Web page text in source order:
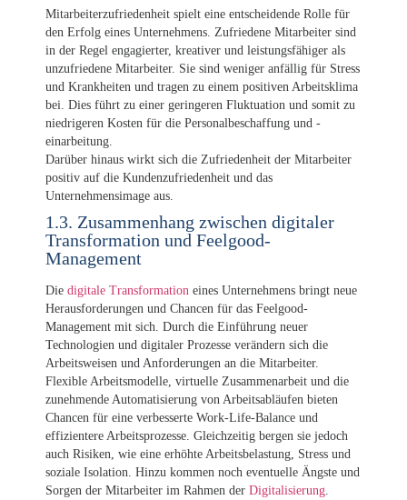
Mitarbeiterzufriedenheit spielt eine entscheidende Rolle für
den Erfolg eines Unternehmens. Zufriedene Mitarbeiter sind
in der Regel engagierter, kreativer und leistungsfähiger als
unzufriedene Mitarbeiter. Sie sind weniger anfällig für Stress
und Krankheiten und tragen zu einem positiven Arbeitsklima
bei. Dies führt zu einer geringeren Fluktuation und somit zu
niedrigeren Kosten für die Personalbeschaffung und -
einarbeitung.
Darüber hinaus wirkt sich die Zufriedenheit der Mitarbeiter
positiv auf die Kundenzufriedenheit und das
Unternehmensimage aus.
1.3. Zusammenhang zwischen digitaler
Transformation und Feelgood-
Management
Die digitale Transformation eines Unternehmens bringt neue
Herausforderungen und Chancen für das Feelgood-
Management mit sich. Durch die Einführung neuer
Technologien und digitaler Prozesse verändern sich die
Arbeitsweisen und Anforderungen an die Mitarbeiter.
Flexible Arbeitsmodelle, virtuelle Zusammenarbeit und die
zunehmende Automatisierung von Arbeitsabläufen bieten
Chancen für eine verbesserte Work-Life-Balance und
effizientere Arbeitsprozesse. Gleichzeitig bergen sie jedoch
auch Risiken, wie eine erhöhte Arbeitsbelastung, Stress und
soziale Isolation. Hinzu kommen noch eventuelle Ängste und
Sorgen der Mitarbeiter im Rahmen der Digitalisierung.